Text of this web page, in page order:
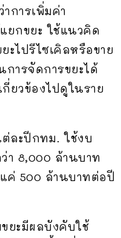
การเพิ่มค่า
ยกขยะ ใช้แนวคิด
ะไปรีไซเคิลหรือขาย
ารจัดการขยะได้
ยวข้องไปดูในราย
ต่ละปีกทม. ใช้งบ
า 8,000 ล้านบาท
ค่ 500 ล้านบาทต่อปี
ยะมีผลบังคับใช้